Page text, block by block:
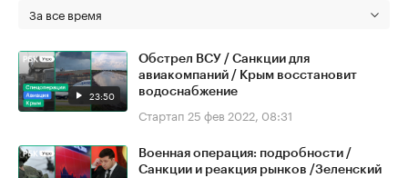
За все время
23:50
Обстрел ВСУ / Санкции для
авиакомпаний / Крым восстановит
водоснабжение
Стартап 25 фев 2022, 08:31
Военная операция: подробности /
Санкции и реакция рынков /Зеленский